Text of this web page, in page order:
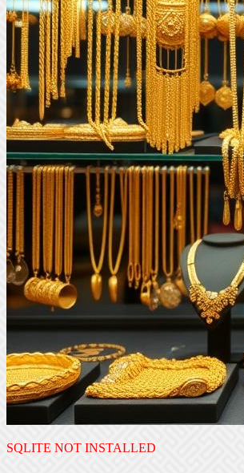
SQLITE NOT INSTALLED